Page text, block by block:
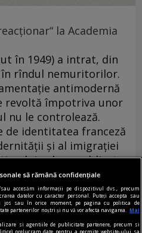
la Academia
în 1949) a intrat, din
în rîndul nemuritorilor.
antimodernă
revoltă împotriva unor
nu le controlează.
identitatea franceză
şi al imigraţiei
volum publicat,
Stock, Paris,
să rămână confidențiale
accesăm informații pe dispozitivul dvs., precum
datelor cu caracter personal. Puteți accepta sau
jos sau în orice moment, pe pagina cu politica de
partenerilor noștri și nu vă vor afecta navigarea.
Mai
si agentiile de publicitate partenere, precum si
prelucram date pentru a permite website-ului sa